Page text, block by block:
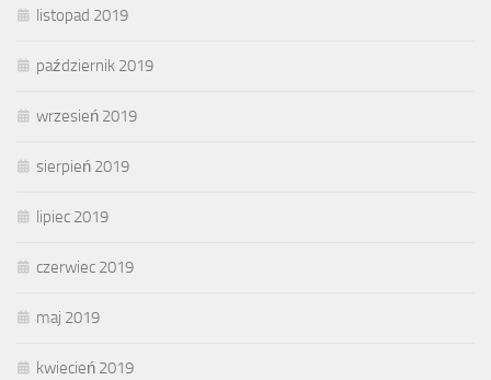
listopad 2019
październik 2019
wrzesień 2019
sierpień 2019
lipiec 2019
czerwiec 2019
maj 2019
kwiecień 2019